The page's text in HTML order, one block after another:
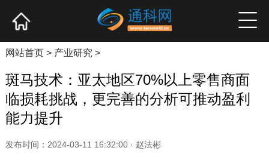
产业资讯 企业新品 高端访谈
网站首页> 产业研究 >
斑马技术：亚太地区70%以上零售商面
临损耗挑战，更完善的分析可推动盈利
能力提升
发布时间：2024-03-11 16:32:00 · 赵法彬